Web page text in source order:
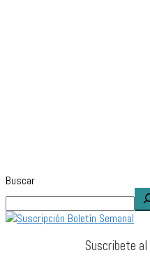
Buscar
Suscribete